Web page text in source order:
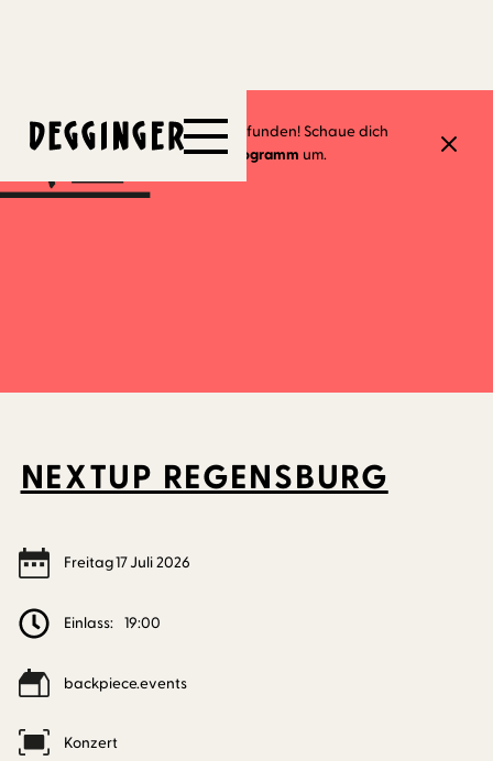
Dieses Event hat schon stattgefunden! Schaue dich
gerne in unseremaktuellen Programm um.
17.7.2026
NEXTUP REGENSBURG
Freitag17Juli2026
Einlass: 19:00
backpiece.events
Konzert